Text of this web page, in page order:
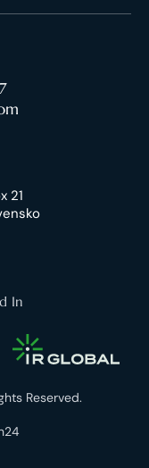
21
In
Reserved.